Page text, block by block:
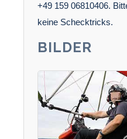
+49 159 06810406.
keine Schecktricks.
BILDER